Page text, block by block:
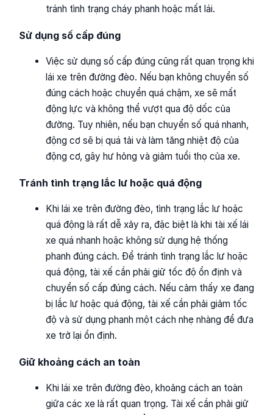
tránh tình trạng cháy phanh hoặc mất lái.
Sử dụng số cấp đúng
Việc sử dụng số cấp đúng cũng rất quan trọng khi
lái xe trên đường đèo. Nếu bạn không chuyển số
đúng cách hoặc chuyển quá chậm, xe sẽ mất
động lực và không thể vượt qua độ dốc của
đường. Tuy nhiên, nếu bạn chuyển số quá nhanh,
động cơ sẽ bị quá tải và làm tăng nhiệt độ của
động cơ, gây hư hỏng và giảm tuổi thọ của xe.
Tránh tình trạng lắc lư hoặc quá động
Khi lái xe trên đường đèo, tình trạng lắc lư hoặc
quá động là rất dễ xảy ra, đặc biệt là khi tài xế lái
xe quá nhanh hoặc không sử dụng hệ thống
phanh đúng cách. Để tránh tình trạng lắc lư hoặc
quá động, tài xế cần phải giữ tốc độ ổn định và
chuyển số cấp đúng cách. Nếu cảm thấy xe đang
bị lắc lư hoặc quá động, tài xế cần phải giảm tốc
độ và sử dụng phanh một cách nhẹ nhàng để đưa
xe trở lại ổn định.
Giữ khoảng cách an toàn
Khi lái xe trên đường đèo, khoảng cách an toàn
giữa các xe là rất quan trọng. Tài xế cần phải giữ